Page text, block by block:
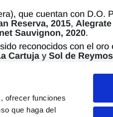
ofrecer funciones
que haga del
que cuentan con D.O.
Reserva, 2015,
Sauvignon, 2020.
reconocidos con el oro
Cartuja y Sol de